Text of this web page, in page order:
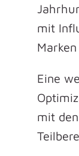
mit
Eine
mit